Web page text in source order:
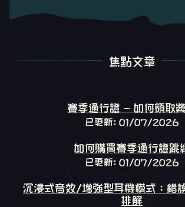
焦點文章
賽季通行證 - 如何領取
已更新: 01/07/2026
如何購買賽季通行證跳
已更新: 01/07/2026
沉浸式音效/增強型耳機模式：錯
排解